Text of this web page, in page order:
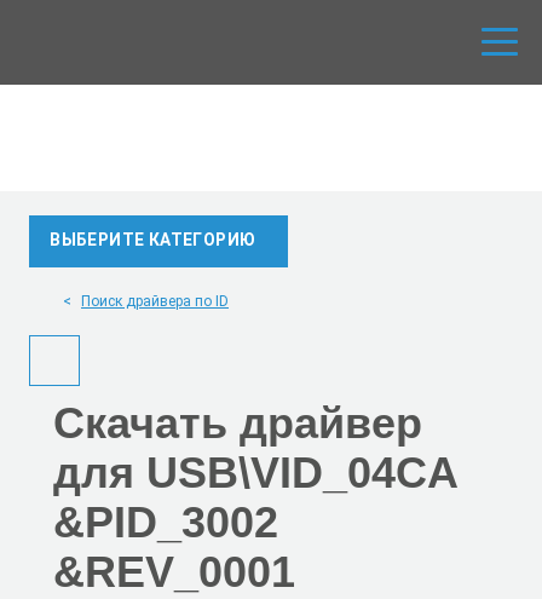
ВЫБЕРИТЕ КАТЕГОРИЮ
Поиск драйвера по ID
Скачать драйвер
для USB\VID_04CA
&PID_3002
&REV_0001